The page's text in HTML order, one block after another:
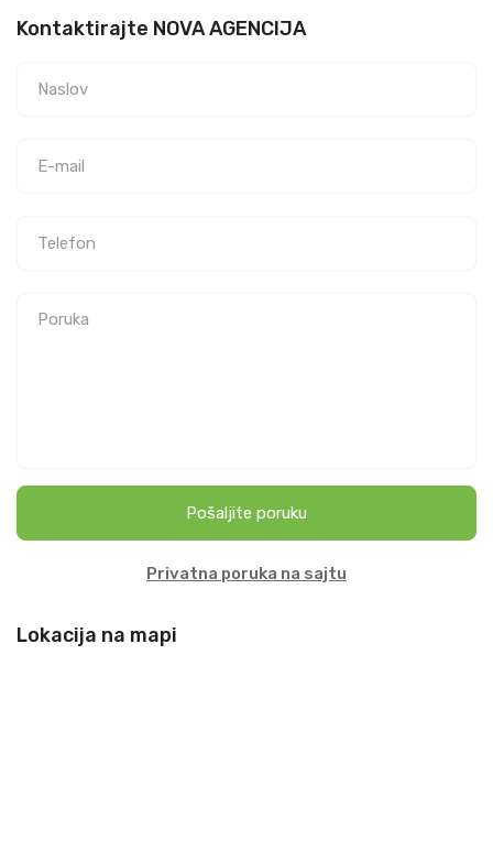
Kontaktirajte NOVA AGENCIJA
Pošaljite poruku
Privatna poruka na sajtu
Lokacija na mapi